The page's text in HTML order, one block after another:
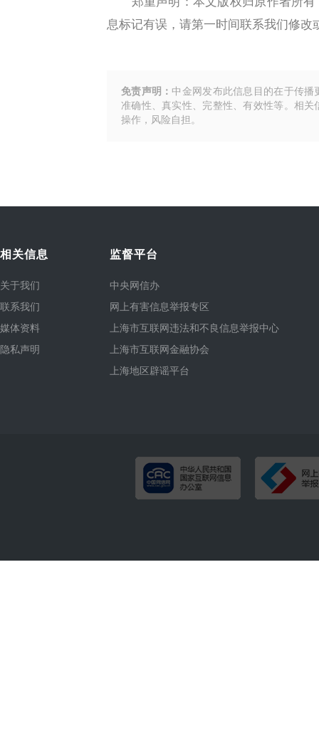
息标记有误，请第一时间联系我们修改
免责声明： 中金网发布此信息目的在于传
准确性、真实性、完整性、有效性等。相
操作，风险自担。
相关信息
关于我们
联系我们
媒体资料
隐私声明
监督平台
中央网信办
网上有害信息举报专区
上海市互联网违法和不良信息举报中心
上海市互联网金融协会
上海地区辟谣平台